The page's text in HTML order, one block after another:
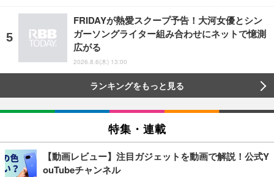
FRIDAYが熱愛スクープ予告！大河女優とシン
ガーソングライター組み合わせにネットで憶測
広がる
2026.8.6(木) 13:00
ランキングをもっと見る
特集・連載
【動画レビュー】注目ガジェットを動画で解説！公式Y
ouTubeチャンネル